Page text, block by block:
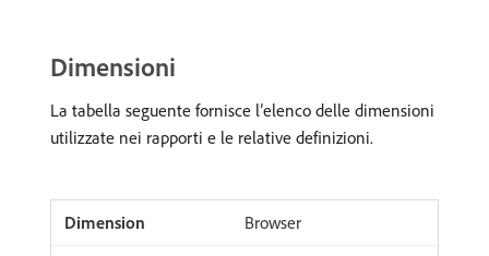
Dimensioni
La tabella seguente fornisce l’elenco delle dimensioni
utilizzate nei rapporti e le relative definizioni.
Browser